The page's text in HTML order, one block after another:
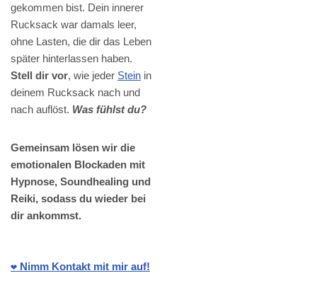
gekommen bist. Dein innerer
Rucksack war damals leer,
ohne Lasten, die dir das Leben
später hinterlassen haben.
Stell dir vor, wie jeder Stein in
deinem Rucksack nach und
nach auflöst. Was fühlst du?
Gemeinsam lösen wir die
emotionalen Blockaden mit
Hypnose, Soundhealing und
Reiki, sodass du wieder bei
dir ankommst.
❤️ Nimm Kontakt mit mir auf!